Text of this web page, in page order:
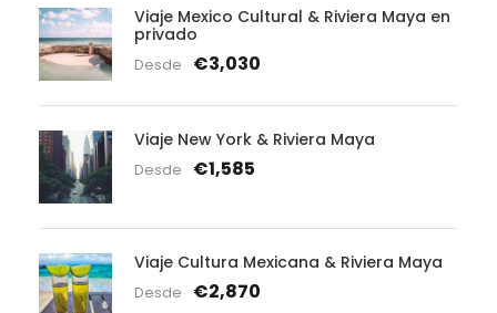
Viaje Mexico Cultural & Riviera Maya en
privado
Desde €3,030
Viaje New York & Riviera Maya
Desde €1,585
Viaje Cultura Mexicana & Riviera Maya
Desde €2,870